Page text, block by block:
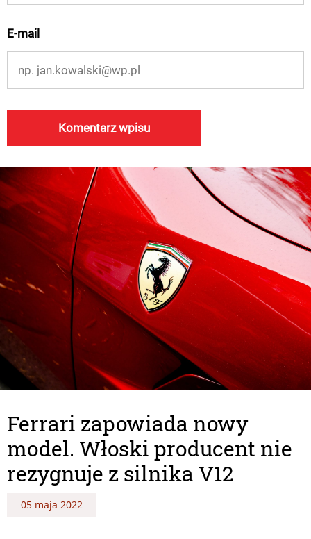
E-mail
Ferrari zapowiada nowy
model. Włoski producent nie
rezygnuje z silnika V12
05 maja 2022